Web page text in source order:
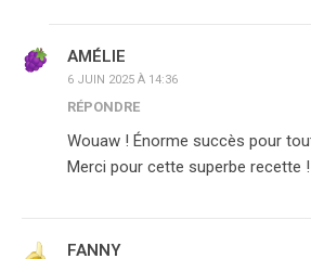
AMÉLIE
6 JUIN 2025 À 14:36
RÉPONDRE
Wouaw ! Énorme succès pour
Merci pour cette superbe recette
FANNY